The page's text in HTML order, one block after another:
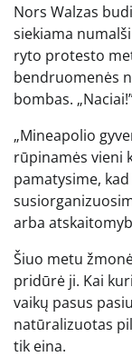
Nors Walzas
siekiama
ryto protesto
bendruomenės
bombas.
„Mineapolio
rūpinamės vieni
pamatysime,
arba
Šiuo metu
pridūrė ji. Kai
vaikų pasus
natūralizuotas
tik eina.